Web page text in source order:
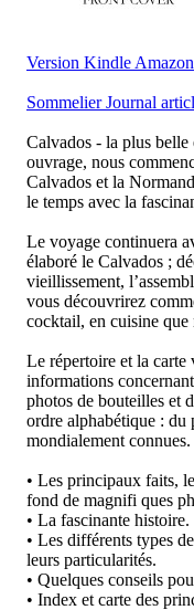
Version Kindle Amazon
Sommelier Journal
Calvados - la plus belle
ouvrage, nous
Calvados et la
le temps avec la
Le voyage continuera
élaboré le Calvados ;
vieillissement,
vous découvrirez
cocktail, en cuisine que
Le répertoire et la carte
informations
photos de bouteilles et
ordre alphabétique : du
mondialement connues.
• Les principaux faits,
fond de magnifi ques
• La fascinante histoire.
• Les différents types
leurs particularités.
• Quelques conseils
• Index et carte des